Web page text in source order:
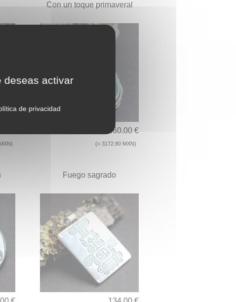
Con un toque primaveral
160.00 €
(≈ 3172.80 MXN)
Fuego sagrado
deseas activar
de privacidad